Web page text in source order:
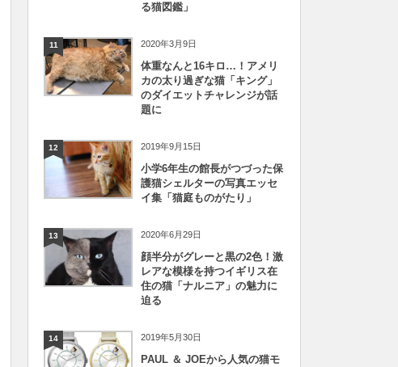
る猫図鑑」
11 2020年3月9日
体重なんと16キロ…！アメリ
カの太り過ぎな猫「キング」
のダイエットチャレンジが話
題に
12 2019年9月15日
小学6年生の館長がつづった保
護猫シェルターの写真エッセ
イ集「猫庭ものがたり」
13 2020年6月29日
顔半分がグレーと黒の2色！激
レアな模様を持つイギリス在
住の猫「ナルニア」の魅力に
迫る
14 2019年5月30日
PAUL ＆ JOEから人気の猫モ